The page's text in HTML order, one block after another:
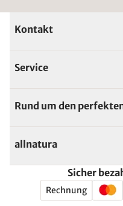
Kontakt
Service
Rund um den
allnatura
Sicher
Rechnung